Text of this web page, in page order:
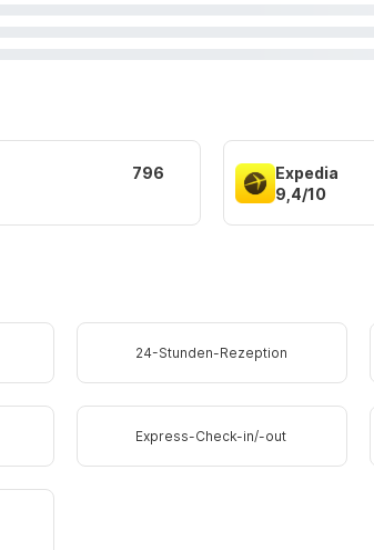
796
Expedia
9,4/10
24-Stunden-Rezeption
Express-Check-in/-out